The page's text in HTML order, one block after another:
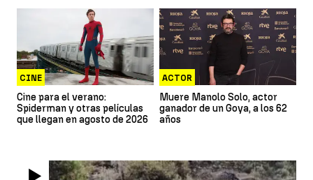
CINE
Cine para el verano:
Spiderman y otras películas
que llegan en agosto de 2026
ACTOR
Muere Manolo Solo, actor
ganador de un Goya, a los 62
años